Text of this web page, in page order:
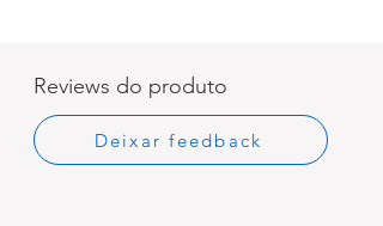
Reviews do produto
Deixar feedback